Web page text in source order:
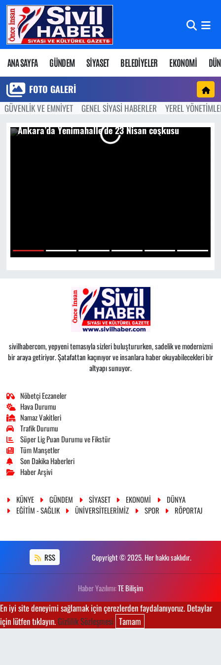
ANA SAYFA GÜNDEM SİYASET BELEDİYELER EKONOMİ
FOTO GALERI
GÜVENLİK VE EMNİYET GENEL SİYASİ HABERLER YEREL
Ankara’da Yenimahalle’de 23 Nisan coşkusu
1 2 3 4 5 6
sivilhabercom, yepyeni temasıyla sizleri buluştururken, sadelik ve modernizmi
bir araya getiriyor. Şatafattan kaçınıyor ve insanlara haber okuyabilecekleri bir
altyapı sunuyor.
Nöbetçi Eczaneler
Hava Durumu
Namaz Vakitleri
Trafik Durumu
Süper Lig Puan Durumu ve Fikstür
Tüm Manşetler
Son Dakika Haberleri
Haber Arşivi
KÜNYE GÜNDEM SİYASET EKONOMİ
DÜNYA
EĞİTİM - SAĞLIK
ÜNİVERSİTELERİMİZ SPOR RÖPORTAJ
RSS Copyright © 2025. Her hakkı saklıdır.
Haber Yazılımı:TE Bilişim
En iyi site deneyimi sağlamak için çerezlerden faydalanıyoruz. Detaylar
için lütfen tıklayın.Gizlilik Sözleşmesi Tamam
Nöbetçi Eczaneler
Hava Durumu
Namaz Vakitleri
Trafik Durumu
Süper Lig Puan Durumu ve Fikstür